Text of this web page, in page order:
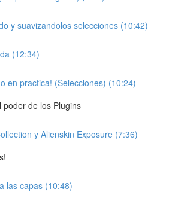
y suavizandolos selecciones (10:42)
(12:34)
en practica! (Selecciones) (10:24)
de los Plugins
y Alienskin Exposure (7:36)
las capas (10:48)